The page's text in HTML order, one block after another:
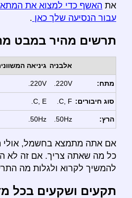
את האשף כדי למצוא את
עבור הנסיעה שלך כאן .
תרשים מהיר במבט
אלבניה גיניאה
מתח: 220V.
220V.
סוג חיבורים: C, F.
C, E.
הרץ: 50Hz.
50Hz.
אם אתה מתמצא בחשמל, אולי
כל מה שאתה צריך. אם זה לא
להמשיך לקרוא ולגלות מה
תקעים ושקעים בכל